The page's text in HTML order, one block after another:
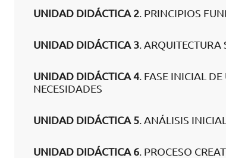
UNIDAD DIDÁCTICA 2. PRINCIPIOS
UNIDAD DIDÁCTICA 3. ARQUITECTURA
UNIDAD DIDÁCTICA 4. FASE INICIAL
NECESIDADES
UNIDAD DIDÁCTICA 5. ANÁLISIS
UNIDAD DIDÁCTICA 6. PROCESO